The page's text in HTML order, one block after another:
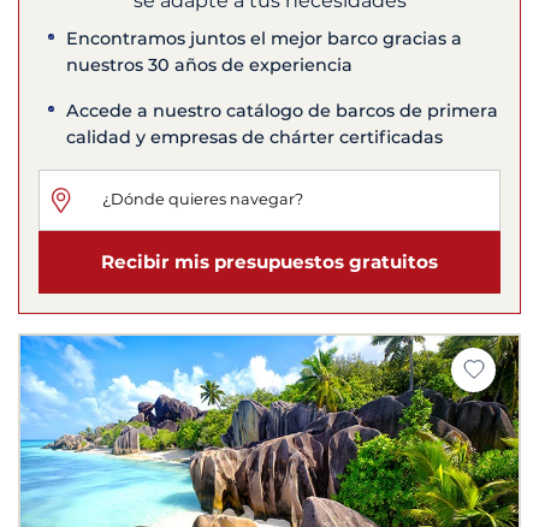
Encontramos juntos el mejor barco gracias a
nuestros 30 años de experiencia
Accede a nuestro catálogo de barcos de primera
calidad y empresas de chárter certificadas
Recibir mis presupuestos gratuitos